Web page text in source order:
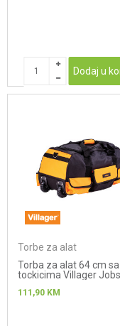
Dodaj u
Torbe za alat
Torba za alat 64 cm sa
tockicima Villager
111,90 KM